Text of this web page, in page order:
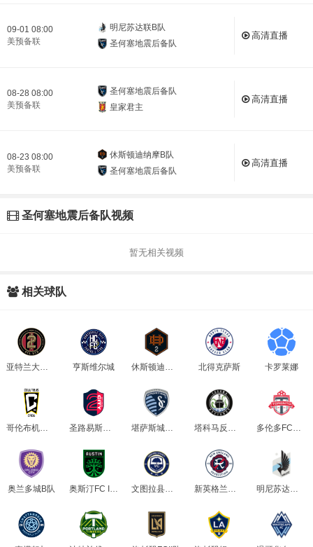
09-01 08:00
美预备联
明尼苏达联B队
圣何塞地震后备队
高清直播
08-28 08:00
美预备联
圣何塞地震后备队
皇家君主
高清直播
08-23 08:00
美预备联
休斯顿迪纳摩B队
圣何塞地震后备队
高清直播
圣何塞地震后备队视频
暂无相关视频
相关球队
亚特兰大联B队 亨斯维尔城 休斯顿迪纳摩B队 北得克萨斯 卡罗莱娜
哥伦布机员B队 圣路易斯市B队 堪萨斯城后备队 塔科马反抗者 多伦多FCB队
奥兰多城B队 奥斯汀FC II队 文图拉县足球俱乐部 新英格兰革命B队 明尼苏达联B队